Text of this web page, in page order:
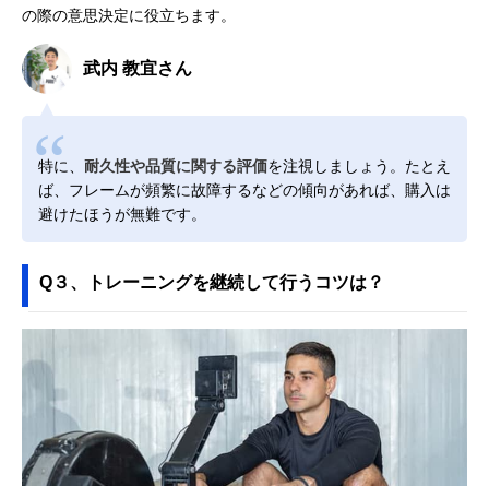
の際の意思決定に役立ちます。
武内 教宜さん
特に、 耐久性や品質に関する評価を注視しましょう。たとえ
ば、フレームが頻繁に故障するなどの傾向があれば、購入は
避けたほうが無難です。
Q３、トレーニングを継続して行うコツは？